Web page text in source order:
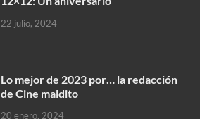
22 julio, 2024
Lo mejor de 2023 por… la redacción
de Cine maldito
20 enero, 2024